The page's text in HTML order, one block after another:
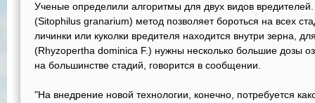
Ученые определили алгоритмы для двух видов
(Sitophilus granarium) метод позволяет бороться на всех
личинки или куколки вредителя находится внутри зерна,
(Rhyzopertha dominica F.) нужны несколько большие дозы
на большинстве стадий, говорится в сообщении.
"На внедрение новой технологии, конечно, потребуется